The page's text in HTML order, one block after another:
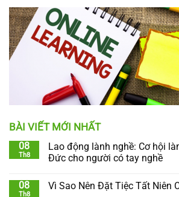
BÀI VIẾT MỚI NHẤT
08
Th8
Lao động lành nghề: Cơ hội
Đức cho người có tay nghề
08
Th8
Vì Sao Nên Đặt Tiệc Tất Niên